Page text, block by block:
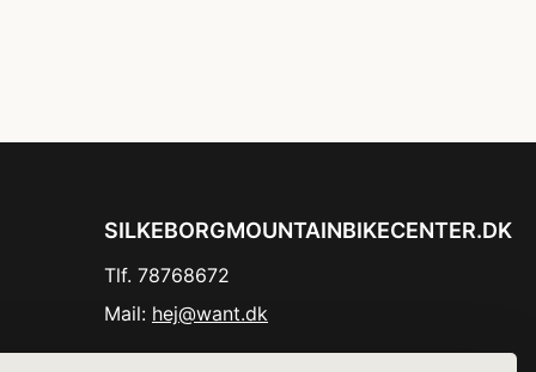
SILKEBORGMOUNTAINBIKECENTER.DK
Tlf. 78768672
Mail: hej@want.dk